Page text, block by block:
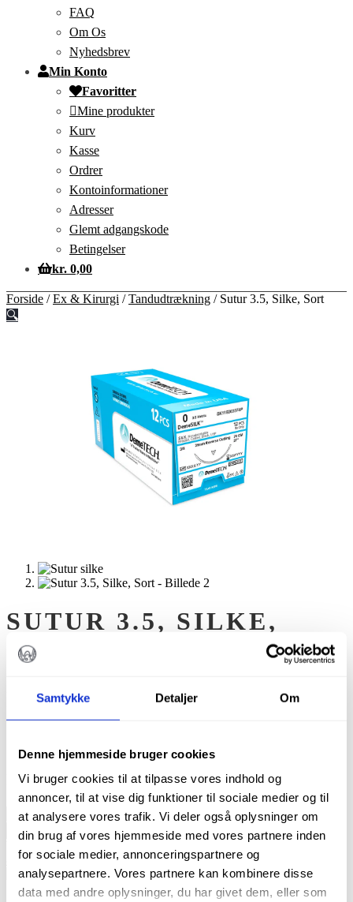
Samtykke Detaljer Om
Denne hjemmeside bruger cookies
Vi bruger cookies til at tilpasse vores indhold og
annoncer, til at vise dig funktioner til sociale medier og til
at analysere vores trafik. Vi deler også oplysninger om
din brug af vores hjemmeside med vores partnere inden
for sociale medier, annonceringspartnere og
analysepartnere. Vores partnere kan kombinere disse
data med andre oplysninger, du har givet dem, eller som
FAQ
Om Os
Nyhedsbrev
Min Konto
Favoritter
Mine produkter
Kurv
Kasse
Ordrer
Kontoinformationer
Adresser
Glemt adgangskode
Betingelser
kr. 0,00
Forside /Ex & Kirurgi /Tandudtrækning / Sutur 3.5, Silke, Sort
🔍
SUTUR 3.5, SILKE,
SORT
151,00
På lager
Sutur
Silke,
Sort
antal
TILFØJ TIL KURV
Varenummer (SKU): SK1160035F4P Kategorier:
& Kirurgi,Sutur,Tandudtrækning